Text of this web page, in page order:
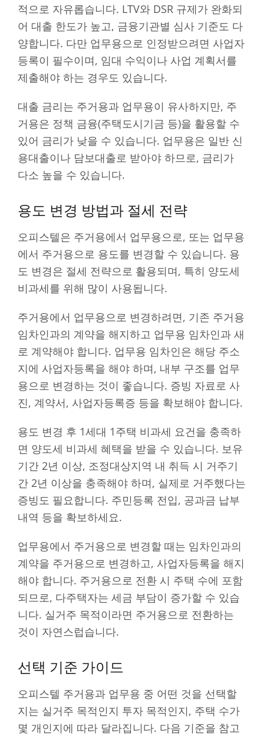
적으로 자유롭습니다. LTV와 DSR 규제가 완화되
어 대출 한도가 높고, 금융기관별 심사 기준도 다
양합니다. 다만 업무용으로 인정받으려면 사업자
등록이 필수이며, 임대 수익이나 사업 계획서를
제출해야 하는 경우도 있습니다.
대출 금리는 주거용과 업무용이 유사하지만, 주
거용은 정책 금융(주택도시기금 등)을 활용할 수
있어 금리가 낮을 수 있습니다. 업무용은 일반 신
용대출이나 담보대출로 받아야 하므로, 금리가
다소 높을 수 있습니다.
용도 변경 방법과 절세 전략
오피스텔은 주거용에서 업무용으로, 또는 업무용
에서 주거용으로 용도를 변경할 수 있습니다. 용
도 변경은 절세 전략으로 활용되며, 특히 양도세
비과세를 위해 많이 사용됩니다.
주거용에서 업무용으로 변경하려면, 기존 주거용
임차인과의 계약을 해지하고 업무용 임차인과 새
로 계약해야 합니다. 업무용 임차인은 해당 주소
지에 사업자등록을 해야 하며, 내부 구조를 업무
용으로 변경하는 것이 좋습니다. 증빙 자료로 사
진, 계약서, 사업자등록증 등을 확보해야 합니다.
용도 변경 후 1세대 1주택 비과세 요건을 충족하
면 양도세 비과세 혜택을 받을 수 있습니다. 보유
기간 2년 이상, 조정대상지역 내 취득 시 거주기
간 2년 이상을 충족해야 하며, 실제로 거주했다는
증빙도 필요합니다. 주민등록 전입, 공과금 납부
내역 등을 확보하세요.
업무용에서 주거용으로 변경할 때는 임차인과의
계약을 주거용으로 변경하고, 사업자등록을 해지
해야 합니다. 주거용으로 전환 시 주택 수에 포함
되므로, 다주택자는 세금 부담이 증가할 수 있습
니다. 실거주 목적이라면 주거용으로 전환하는
것이 자연스럽습니다.
선택 기준 가이드
오피스텔 주거용과 업무용 중 어떤 것을 선택할
지는 실거주 목적인지 투자 목적인지, 주택 수가
몇 개인지에 따라 달라집니다. 다음 기준을 참고